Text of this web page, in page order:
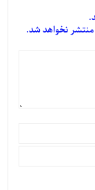
منتشر نخواهد شد.